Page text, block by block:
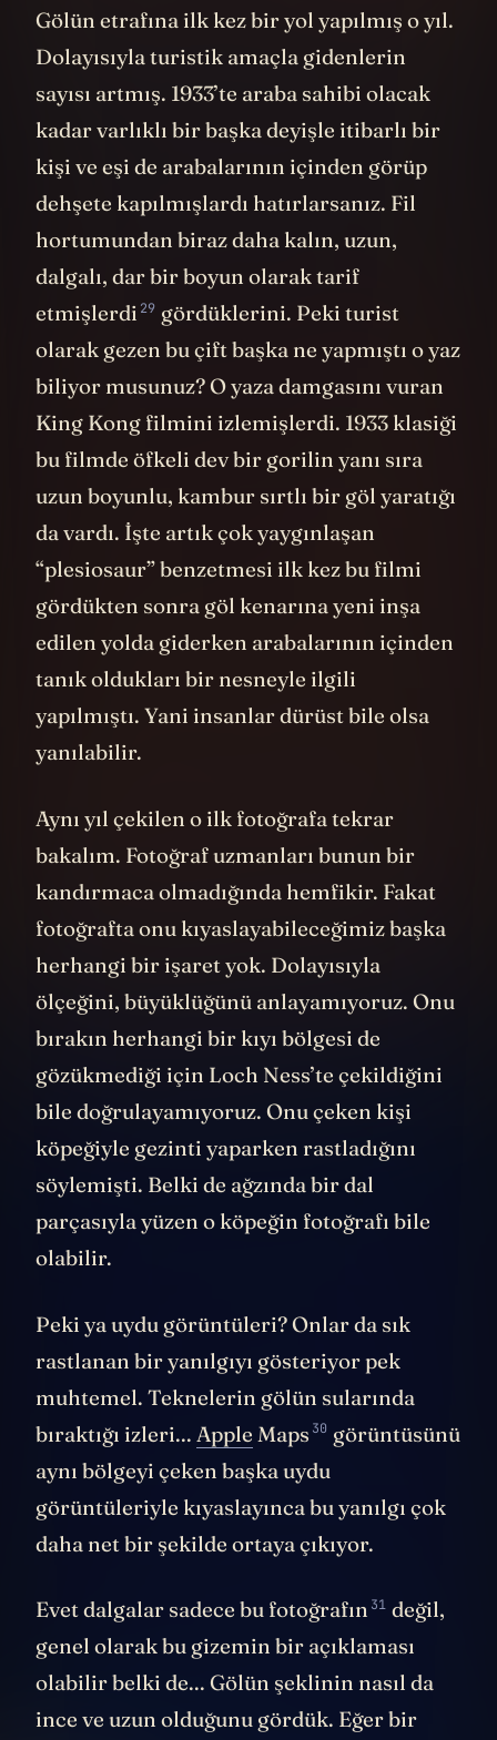
ne de olsa. O yılın başka özellikleri de var.
Gölün etrafına ilk kez bir yol yapılmış o yıl.
Dolayısıyla turistik amaçla gidenlerin
sayısı artmış. 1933’te araba sahibi olacak
kadar varlıklı bir başka deyişle itibarlı bir
kişi ve eşi de arabalarının içinden görüp
dehşete kapılmışlardı hatırlarsanız. Fil
hortumundan biraz daha kalın, uzun,
dalgalı, dar bir boyun olaraktarif
etmişlerdi
gördüklerini. Peki turist
olarak gezen bu çift başka ne yapmıştı o yaz
biliyor musunuz? O yaza damgasını vuran
King Kong filmini izlemişlerdi. 1933 klasiği
bu filmde öfkeli dev bir gorilin yanı sıra
uzun boyunlu, kambur sırtlı bir göl yaratığı
da vardı. İşte artık çok yaygınlaşan
“plesiosaur” benzetmesi ilk kez bu filmi
gördükten sonra göl kenarına yeni inşa
edilen yolda giderken arabalarının içinden
tanık oldukları bir nesneyle ilgili
yapılmıştı. Yani insanlar dürüst bile olsa
Aynı yıl çekilen o ilk fotoğrafa tekrar
bakalım. Fotoğraf uzmanları bunun bir
kandırmaca olmadığında hemfikir. Fakat
fotoğrafta onu kıyaslayabileceğimiz başka
herhangi bir işaret yok. Dolayısıyla
ölçeğini, büyüklüğünü anlayamıyoruz. Onu
bırakın herhangi bir kıyı bölgesi de
gözükmediği için Loch Ness’te çekildiğini
bile doğrulayamıyoruz. Onu çeken kişi
köpeğiyle gezinti yaparken rastladığını
söylemişti. Belki de ağzında bir dal
parçasıyla yüzen o köpeğin fotoğrafı bile
Peki ya uydu görüntüleri? Onlar da sık
rastlanan bir yanılgıyı gösteriyor pek
muhtemel. Teknelerin gölün sularında
bıraktığı izleri...AppleMaps30 görüntüsünü
aynı bölgeyi çeken başka uydu
görüntüleriyle kıyaslayınca bu yanılgı çok
Evet dalgalar sadecebu fotoğrafın
değil,
genel olarak bu gizemin bir açıklaması
olabilir belki de... Gölün şeklinin nasıl da